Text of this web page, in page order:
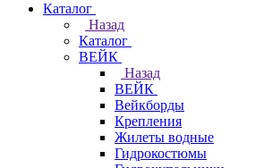
Каталог
Назад
Каталог
ВЕЙК
Назад
ВЕЙК
Вейкборды
Крепления
Жилеты водные
Гидрокостюмы